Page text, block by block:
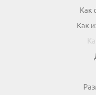
Как
Как